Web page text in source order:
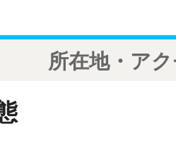
所在地・ア